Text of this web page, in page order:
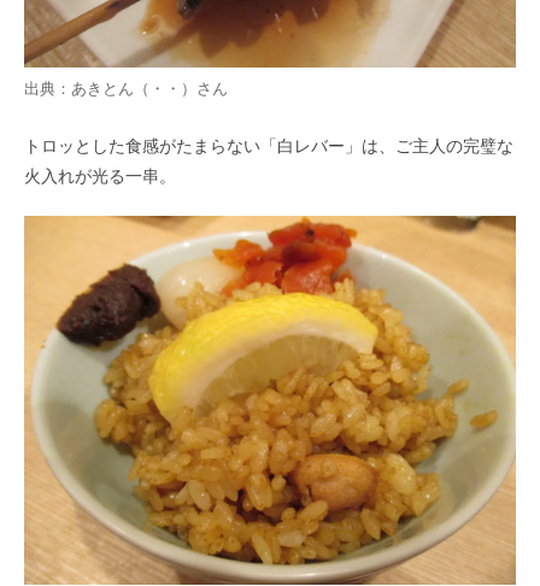
出典： あきとん（・・） さん
トロッとした食感がたまらない「白レバー」は、ご主人の完璧な
火入れが光る一串。